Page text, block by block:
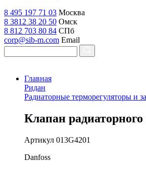
8 495 197 71 03 Москва
8 3812 38 20 50 Омск
8 812 703 80 84 СПб
corp@sib-m.com Email
Главная
Ридан
Радиаторные терморегуляторы и
Клапан
Артикул 013G4201
Danfoss